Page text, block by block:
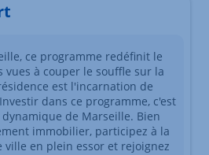
ce programme redéfinit le
vues à couper le souffle sur la
est l'incarnation de
dans ce programme, c'est
de Marseille. Bien
immobilier, participez à la
en plein essor et rejoignez